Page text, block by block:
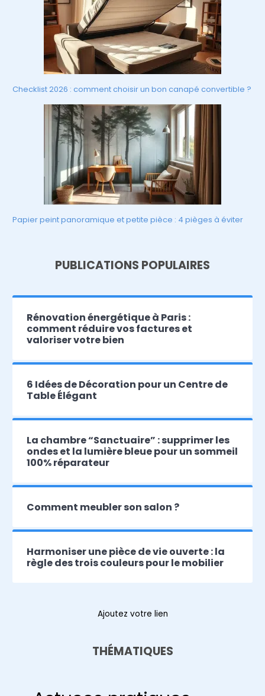
Checklist 2026 : comment choisir un bon canapé convertible ?
Papier peint panoramique et petite pièce : 4 pièges à éviter
PUBLICATIONS POPULAIRES
Rénovation énergétique à Paris :
comment réduire vos factures et
valoriser votre bien
6 Idées de Décoration pour un Centre de
Table Élégant
La chambre “Sanctuaire” : supprimer les
ondes et la lumière bleue pour un sommeil
100% réparateur
Comment meubler son salon ?
Harmoniser une pièce de vie ouverte : la
règle des trois couleurs pour le mobilier
Ajoutez votre lien
THÉMATIQUES